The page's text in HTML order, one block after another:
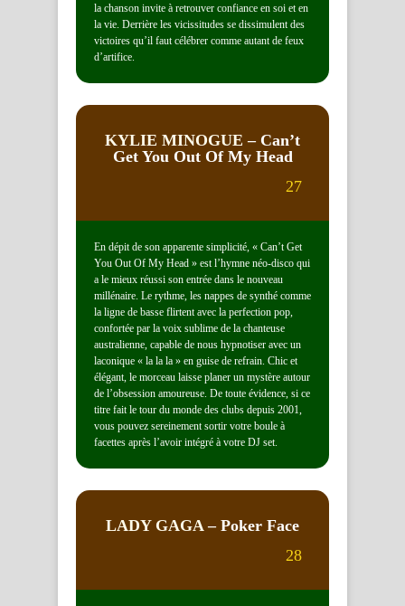
la chanson invite à retrouver confiance en soi et en
la vie. Derrière les vicissitudes se dissimulent des
victoires qu’il faut célébrer comme autant de feux
d’artifice.
KYLIE MINOGUE – Can’t
Get You Out Of My Head
27
En dépit de son apparente simplicité, « Can’t Get
You Out Of My Head » est l’hymne néo-disco qui
a le mieux réussi son entrée dans le nouveau
millénaire. Le rythme, les nappes de synthé comme
la ligne de basse flirtent avec la perfection pop,
confortée par la voix sublime de la chanteuse
australienne, capable de nous hypnotiser avec un
laconique « la la la » en guise de refrain. Chic et
élégant, le morceau laisse planer un mystère autour
de l’obsession amoureuse. De toute évidence, si ce
titre fait le tour du monde des clubs depuis 2001,
vous pouvez sereinement sortir votre boule à
facettes après l’avoir intégré à votre DJ set.
LADY GAGA– Poker Face
28